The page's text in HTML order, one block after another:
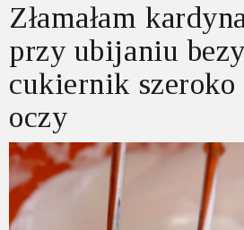
Złamałam
przy ubijaniu
cukiernik
oczy